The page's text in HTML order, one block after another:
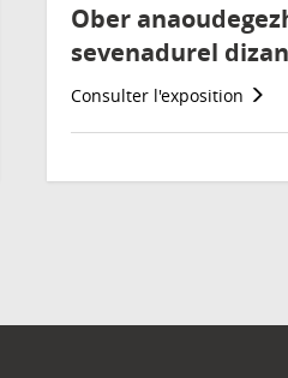
Ober
sevenadurel
Consulter l'exposition